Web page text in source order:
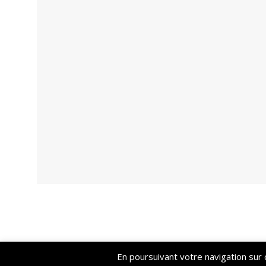
En poursuivant votre navigation